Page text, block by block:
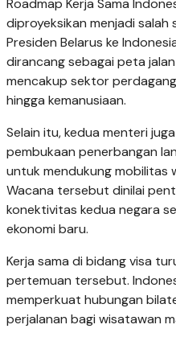
Roadmap Kerja Sama
diproyeksikan menjadi salah
Presiden Belarus ke
dirancang sebagai peta
mencakup sektor
hingga kemanusiaan.
Selain itu, kedua menteri
pembukaan penerbangan
untuk mendukung mobilitas
Wacana tersebut dinilai
konektivitas kedua negara
ekonomi baru.
Kerja sama di bidang visa
pertemuan tersebut.
memperkuat hubungan
perjalanan bagi wisatawan